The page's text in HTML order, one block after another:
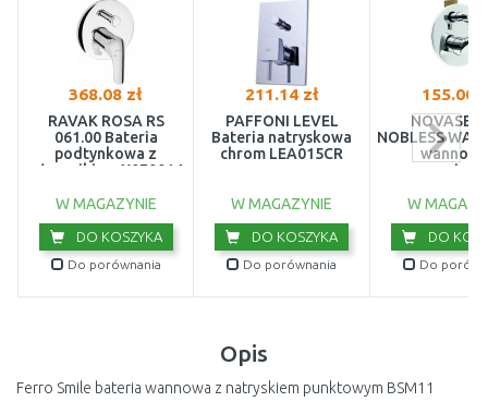
368.08 zł
RAVAK ROSA RS
061.00 Bateria
podtynkowa z
włącznikiem X070014
W MAGAZYNIE
DO KOSZYKA
Do porównania
211.14 zł
PAFFONI LEVEL
Bateria natryskowa
chrom LEA015CR
W MAGAZYNIE
DO KOSZYKA
Do porównania
155.00
NOBLESS
W
DO
Do
Opis
Ferro Smile bateria wannowa z natryskiem punktowym BSM11